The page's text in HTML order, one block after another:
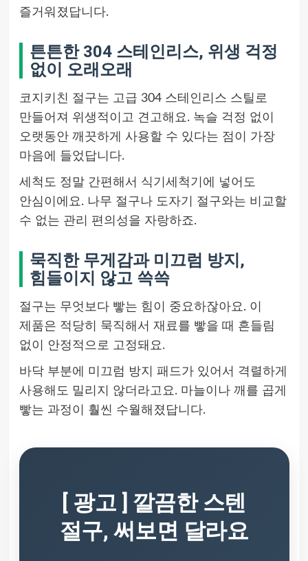
즐거워졌답니다.
튼튼한 304 스테인리스, 위생 걱정
없이 오래오래
코지키친 절구는 고급 304 스테인리스 스틸로
만들어져 위생적이고 견고해요. 녹슬 걱정 없이
오랫동안 깨끗하게 사용할 수 있다는 점이 가장
마음에 들었답니다.
세척도 정말 간편해서 식기세척기에 넣어도
안심이에요. 나무 절구나 도자기 절구와는 비교할
수 없는 관리 편의성을 자랑하죠.
묵직한 무게감과 미끄럼 방지,
힘들이지 않고 쓱쓱
절구는 무엇보다 빻는 힘이 중요하잖아요. 이
제품은 적당히 묵직해서 재료를 빻을 때 흔들림
없이 안정적으로 고정돼요.
바닥 부분에 미끄럼 방지 패드가 있어서 격렬하게
사용해도 밀리지 않더라고요. 마늘이나 깨를 곱게
빻는 과정이 훨씬 수월해졌답니다.
[ 광고 ] 깔끔한 스텐
절구, 써보면 달라요